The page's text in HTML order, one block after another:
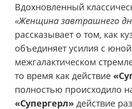
Вдохновленный
«Женщина завтрашнего
рассказывает о том, как
объединяет усилия с
межгалактическом
то время как действие
полностью происходило
«Супергерл» действие